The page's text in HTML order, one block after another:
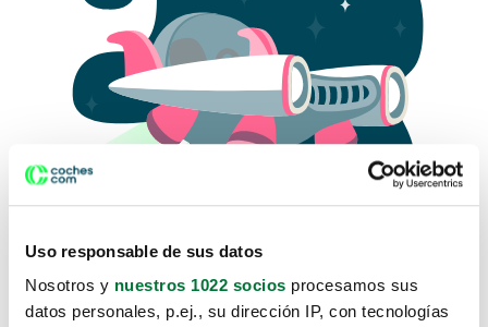
Uso responsable de sus datos
Nosotros y nuestros 1022 socios procesamos sus
datos personales, p.ej., su dirección IP, con tecnologías